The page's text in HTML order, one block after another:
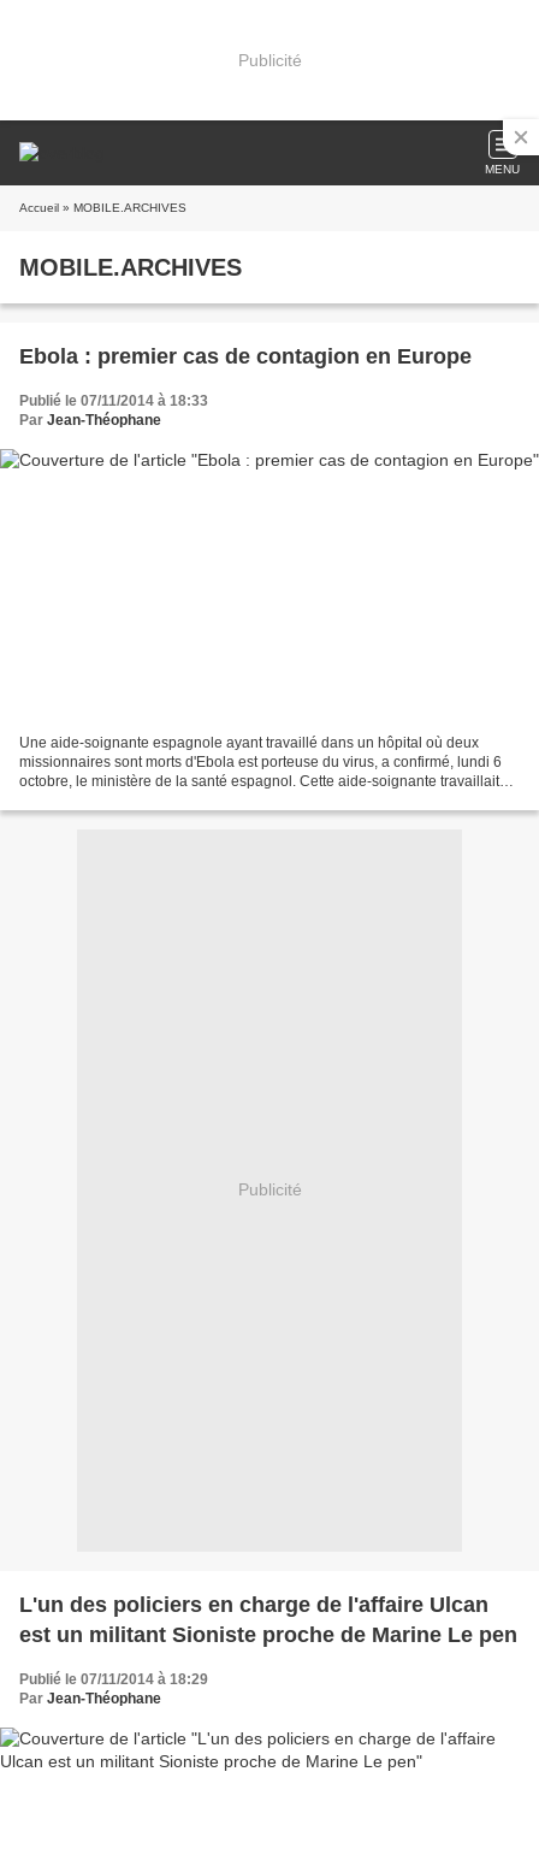
Publicité
MENU
Accueil » MOBILE.ARCHIVES
MOBILE.ARCHIVES
Ebola : premier cas de contagion en Europe
Publié le 07/11/2014 à 18:33
Par Jean-Théophane
Une aide-soignante espagnole ayant travaillé dans un hôpital où deux
missionnaires sont morts d'Ebola est porteuse du virus, a confirmé, lundi 6
octobre, le ministère de la santé espagnol. Cette aide-soignante travaillait
Publicité
L'un des policiers en charge de l'affaire Ulcan
est un militant Sioniste proche de Marine Le pen
Publié le 07/11/2014 à 18:29
Par Jean-Théophane